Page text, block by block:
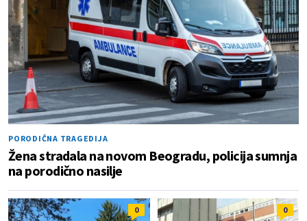
PORODIČNA TRAGEDIJA
Žena stradala na novom Beogradu, policija sumnja
na porodično nasilje
0 0